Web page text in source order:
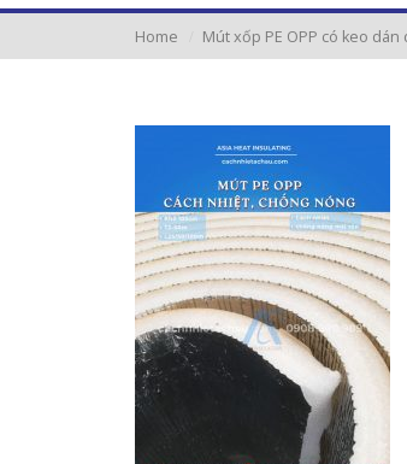
Home Mút xốp PE OPP có keo